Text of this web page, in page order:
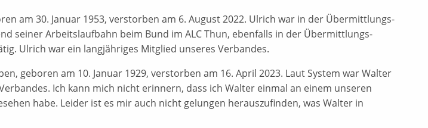
am 30. Januar 1953, verstorben am 6. August 2022. Ulrich war in der Übermittlungs-
seiner Arbeitslaufbahn beim Bund im ALC Thun, ebenfalls in der Übermittlungs-
Ulrich war ein langjähriges Mitglied unseres Verbandes.
geboren am 10. Januar 1929, verstorben am 16. April 2023. Laut System war Walter
Ich kann mich nicht erinnern, dass ich Walter einmal an einem unseren
habe. Leider ist es mir auch nicht gelungen herauszufinden, was Walter in